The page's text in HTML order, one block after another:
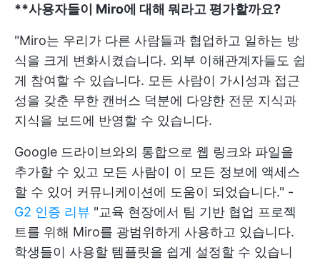
**사용자들이 Miro에 대해 뭐라고 평가할까요?
"Miro는 우리가 다른 사람들과 협업하고 일하는 방
식을 크게 변화시켰습니다. 외부 이해관계자들도 쉽
게 참여할 수 있습니다. 모든 사람이 가시성과 접근
성을 갖춘 무한 캔버스 덕분에 다양한 전문 지식과
지식을 보드에 반영할 수 있습니다.
Google 드라이브와의 통합으로 웹 링크와 파일을
추가할 수 있고 모든 사람이 이 모든 정보에 액세스
할 수 있어 커뮤니케이션에 도움이 되었습니다." -
G2 인증 리뷰 "교육 현장에서 팀 기반 협업 프로젝
트를 위해 Miro를 광범위하게 사용하고 있습니다.
학생들이 사용할 템플릿을 쉽게 설정할 수 있습니